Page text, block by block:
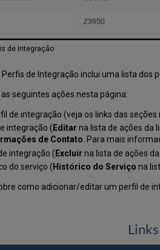
de Integração
de Integração inclui uma lista dos
seguintes ações nesta página:
de integração (veja os links das seções
integração ( Editar na lista de ações da
de Contato. Para mais
integração ( Excluir na lista de ações da
do serviço ( Histórico do Serviço na
como adicionar/editar um perfil de